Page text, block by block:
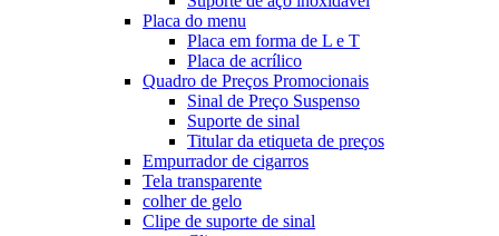
Placa do menu
Placa em forma de L e T
Placa de acrílico
Quadro de Preços Promocionais
Sinal de Preço Suspenso
Suporte de sinal
Titular da etiqueta de preços
Empurrador de cigarros
Tela transparente
colher de gelo
Clipe de suporte de sinal